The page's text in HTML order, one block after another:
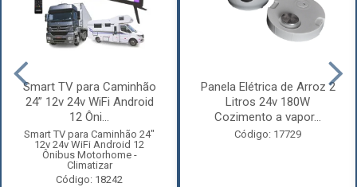
Smart TV para Caminhão
24” 12v 24v WiFi Android
12 Ôni...
Smart TV para Caminhão 24"
12v 24v WiFi Android 12
Ônibus Motorhome -
Climatizar
Código: 18242
Panela Elétrica de Arroz 2
Litros 24v 180W
Cozimento a vapor...
Código: 17729